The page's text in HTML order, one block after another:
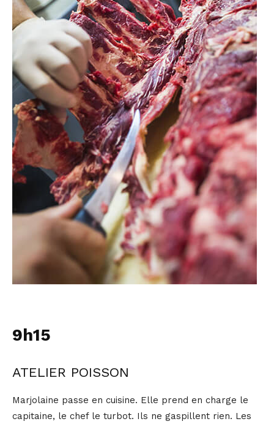
9h15
ATELIER POISSON
Marjolaine passe en cuisine. Elle prend en charge le
capitaine, le chef le turbot. Ils ne gaspillent rien. Les